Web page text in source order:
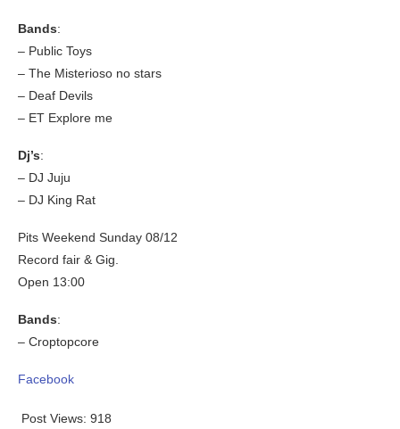
Bands:
– Public Toys
– The Misterioso no stars
– Deaf Devils
– ET Explore me
Dj’s:
– DJ Juju
– DJ King Rat
Pits Weekend Sunday 08/12
Record fair & Gig.
Open 13:00
Bands:
– Croptopcore
Facebook
Post Views: 918